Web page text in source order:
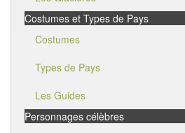
Costumes et Types de Pays
Costumes
Types de Pays
Les Guides
Personnages célèbres